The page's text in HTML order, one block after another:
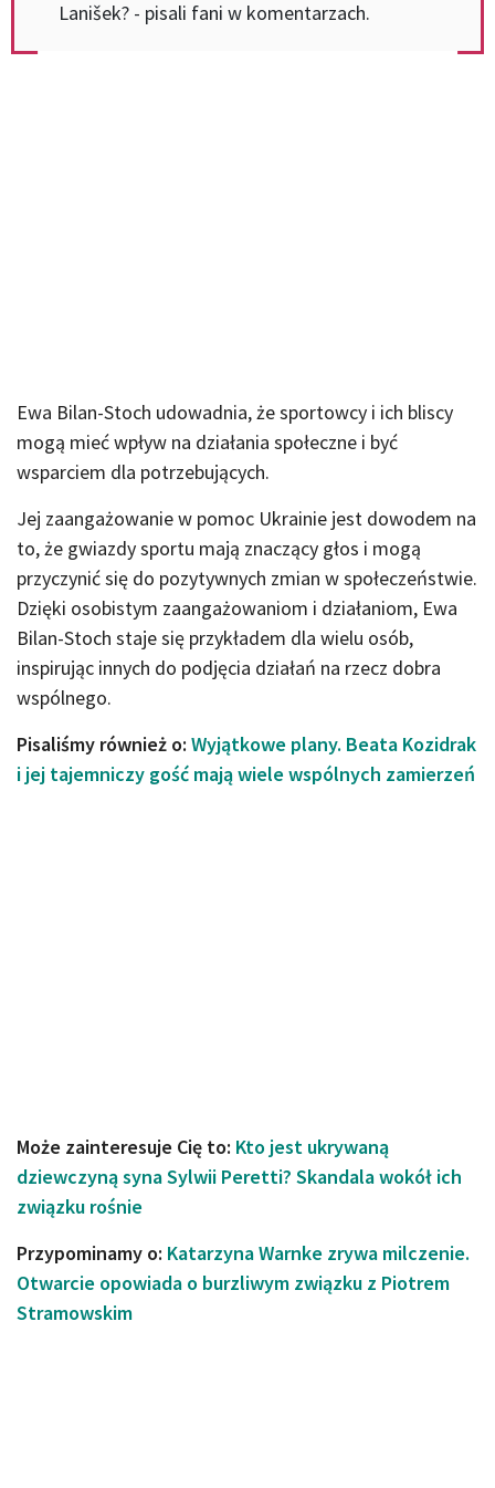
Lanišek? - pisali fani w komentarzach.
Ewa Bilan-Stoch udowadnia, że sportowcy i ich bliscy
mogą mieć wpływ na działania społeczne i być
wsparciem dla potrzebujących.
Jej zaangażowanie w pomoc Ukrainie jest dowodem na
to, że gwiazdy sportu mają znaczący głos i mogą
przyczynić się do pozytywnych zmian w społeczeństwie.
Dzięki osobistym zaangażowaniom i działaniom, Ewa
Bilan-Stoch staje się przykładem dla wielu osób,
inspirując innych do podjęcia działań na rzecz dobra
wspólnego.
Pisaliśmy również o: Wyjątkowe plany. Beata Kozidrak
i jej tajemniczy gość mają wiele wspólnych zamierzeń
Może zainteresuje Cię to: Kto jest ukrywaną
dziewczyną syna Sylwii Peretti? Skandala wokół ich
związku rośnie
Przypominamy o: Katarzyna Warnke zrywa milczenie.
Otwarcie opowiada o burzliwym związku z Piotrem
Stramowskim